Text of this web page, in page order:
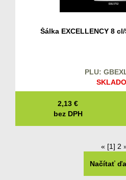
Šálka EXCELLENCY 8
PLU:
2,13 €
bez DPH
« [1] 2
Načítať